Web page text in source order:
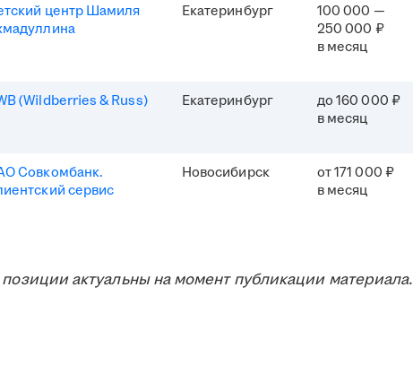
центр Шамиля
Екатеринбург
100 000 —
250 000 ₽
в месяц
(Wildberries & Russ) Екатеринбург
до 160 000 ₽
в месяц
Совкомбанк.
сервис
Новосибирск
от 171 000 ₽
в месяц
актуальны на момент публикации материала.